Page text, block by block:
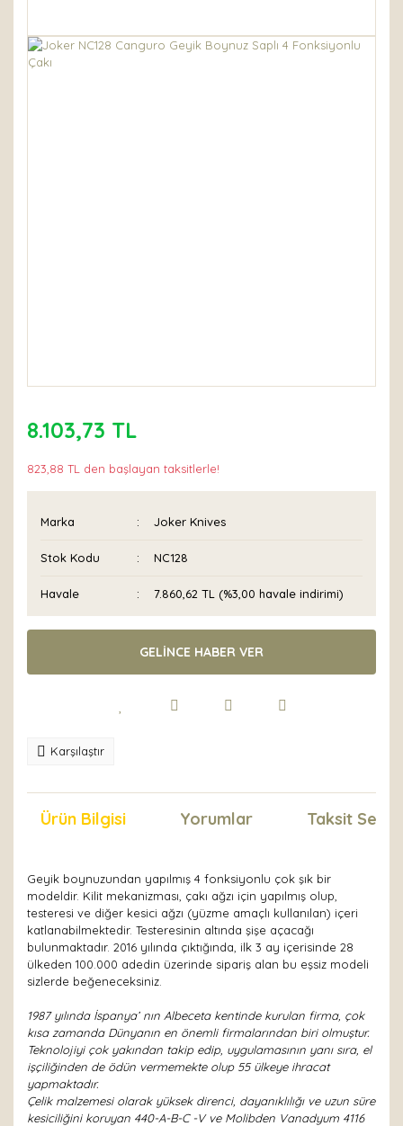
8.103,73 TL
823,88 TL den başlayan taksitlerle!
Marka Joker Knives
Stok Kodu NC128
Havale 7.860,62 TL (%3,00 havale indirimi)
GELİNCE HABER VER
Karşılaştır
Ürün Bilgisi Yorumlar Taksit
Geyik boynuzundan yapılmış 4 fonksiyonlu çok şık bir
modeldir. Kilit mekanizması, çakı ağzı için yapılmış olup,
testeresi ve diğer kesici ağzı (yüzme amaçlı kullanılan) içeri
katlanabilmektedir. Testeresinin altında şişe açacağı
bulunmaktadır. 2016 yılında çıktığında, ilk 3 ay içerisinde 28
ülkeden 100.000 adedin üzerinde sipariş alan bu eşsiz modeli
sizlerde beğeneceksiniz.
1987 yılında İspanya’ nın Albeceta kentinde kurulan firma, çok
kısa zamanda Dünyanın en önemli firmalarından biri olmuştur.
Teknolojiyi çok yakından takip edip, uygulamasının yanı sıra, el
işçiliğinden de ödün vermemekte olup 55 ülkeye ihracat
yapmaktadır.
Çelik malzemesi olarak yüksek direnci, dayanıklılığı ve uzun süre
kesiciliğini koruyan 440-A-B-C -V ve Molibden Vanadyum 4116